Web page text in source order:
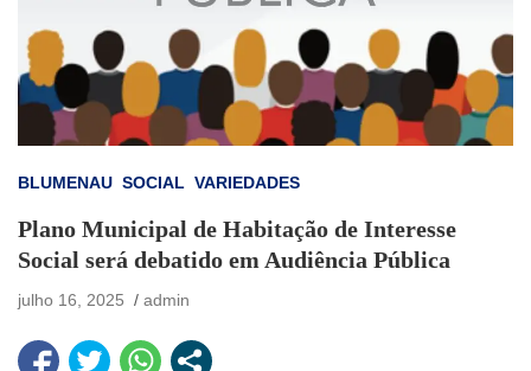
BLUMENAU SOCIAL VARIEDADES
Plano Municipal de Habitação de Interesse
Social será debatido em Audiência Pública
julho 16, 2025 admin